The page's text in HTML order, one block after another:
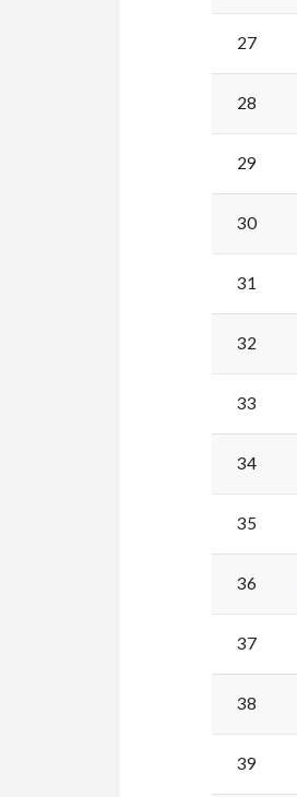
27
28
29
30
31
32
33
34
35
36
37
38
39